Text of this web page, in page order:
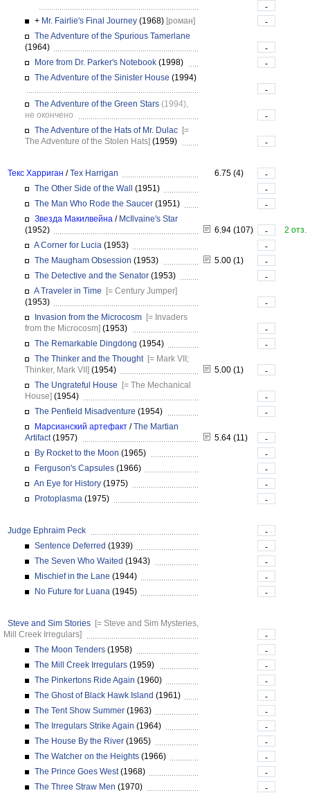
-
+ Mr. Fairlie's Final Journey (1968) [роман]
-
The Adventure of the Spurious Tamerlane
(1964)
-
More from Dr. Parker's Notebook (1998)
-
The Adventure of the Sinister House (1994)
-
The Adventure of the Green Stars (1994),
не окончено
-
The Adventure of the Hats of Mr. Dulac [=
The Adventure of the Stolen Hats] (1959) -
Текс Харриган /Tex Harrigan 6.75 (4)
-
The Other Side of the Wall
(1951)
-
The Man Who Rode the Saucer (1951)
-
Звезда Макилвейна / McIlvaine's Star
(1952)
6.94 (107) -
2 отз.
A Corner for Lucia (1953)
-
The Maugham Obsession (1953) 5.00 (1)
-
The Detective and the Senator (1953)
-
A Traveler in Time
[= Century Jumper]
(1953)
-
Invasion from the Microcosm [= Invaders
from the Microcosm] (1953)
-
The Remarkable Dingdong (1954)
-
The Thinker and the Thought [= Mark VII;
Thinker, Mark VII] (1954) 5.00 (1)
-
The Ungrateful House
[= The Mechanical
House] (1954)
-
The Penfield Misadventure (1954)
-
Марсианский артефакт /The Martian
Artifact(1957) 5.64 (11)
-
By Rocket to the Moon (1965)
-
Ferguson's Capsules (1966)
-
An Eye for History (1975)
-
Protoplasma (1975) -
Judge Ephraim Peck
-
Sentence Deferred (1939)
-
The Seven Who Waited (1943)
-
Mischief in the Lane (1944)
-
No Future for Luana (1945) -
Steve and Sim Stories [= Steve and Sim Mysteries,
Mill Creek Irregulars]
-
The Moon Tenders (1958)
-
The Mill Creek Irregulars (1959)
-
The Pinkertons Ride Again (1960)
-
The Ghost of Black Hawk Island (1961)
-
The Tent Show Summer (1963)
-
The Irregulars Strike Again (1964)
-
The House By the River (1965)
-
The Watcher on the Heights (1966)
-
The Prince Goes West(1968)
-
The Three Straw Men (1970) -